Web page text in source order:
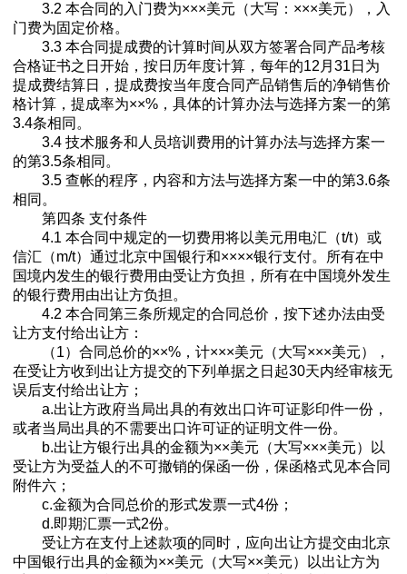
3.2 本合同的入门费为×××美元（大写：×××美元），入
门费为固定价格。
3.3 本合同提成费的计算时间从双方签署合同产品考核
合格证书之日开始，按日历年度计算，每年的12月31日为
提成费结算日，提成费按当年度合同产品销售后的净销售价
格计算，提成率为××%，具体的计算办法与选择方案一的第
3.4条相同。
3.4 技术服务和人员培训费用的计算办法与选择方案一
的第3.5条相同。
3.5 查帐的程序，内容和方法与选择方案一中的第3.6条
相同。
第四条 支付条件
4.1 本合同中规定的一切费用将以美元用电汇（t/t）或
信汇（m/t）通过北京中国银行和××××银行支付。所有在中
国境内发生的银行费用由受让方负担，所有在中国境外发生
的银行费用由出让方负担。
4.2 本合同第三条所规定的合同总价，按下述办法由受
让方支付给出让方：
（1）合同总价的××%，计×××美元（大写×××美元），
在受让方收到出让方提交的下列单据之日起30天内经审核无
误后支付给出让方；
a.出让方政府当局出具的有效出口许可证影印件一份，
或者当局出具的不需要出口许可证的证明文件一份。
b.出让方银行出具的金额为××美元（大写×××美元）以
受让方为受益人的不可撤销的保函一份，保函格式见本合同
附件六；
c.金额为合同总价的形式发票一式4份；
d.即期汇票一式2份。
受让方在支付上述款项的同时，应向出让方提交由北京
中国银行出具的金额为××美元（大写××美元）以出让方为